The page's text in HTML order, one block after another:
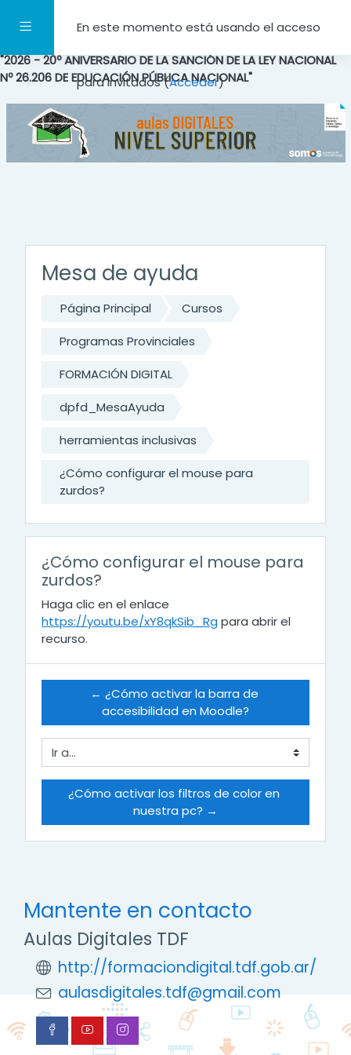
Panel lateralEn este momento está usando el acceso
para invitados (Acceder)
"2026 - 20º ANIVERSARIO DE LA SANCIÓN DE LA LEY NACIONAL
Nº 26.206 DE EDUCACIÓN PÚBLICA NACIONAL"
Mesa de ayuda
Página Principal
Cursos
Programas Provinciales
FORMACIÓN DIGITAL
dpfd_MesaAyuda
herramientas inclusivas
¿Cómo configurar el mouse para
zurdos?
¿Cómo configurar el mouse para
zurdos?
Haga clic en el enlace
https://youtu.be/xY8qkSib_Rg para abrir el
recurso.
← ¿Cómo activar la barra de
accesibilidad en Moodle?
Ir a...
¿Cómo activar los filtros de color en
nuestra pc? →
Mantente en contacto
Aulas Digitales TDF
http://formaciondigital.tdf.gob.ar/
aulasdigitales.tdf@gmail.com